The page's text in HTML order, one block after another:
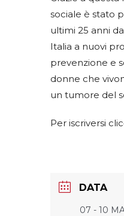
sociale è stato
ultimi 25 anni
Italia a nuovi
prevenzione e
donne che
un tumore del
Per iscriversi
DATA
07 - 10